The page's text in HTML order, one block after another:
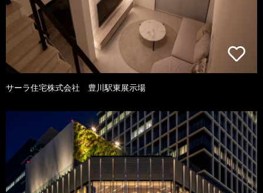
サーラ住宅株式会社 豊川駅東展示場